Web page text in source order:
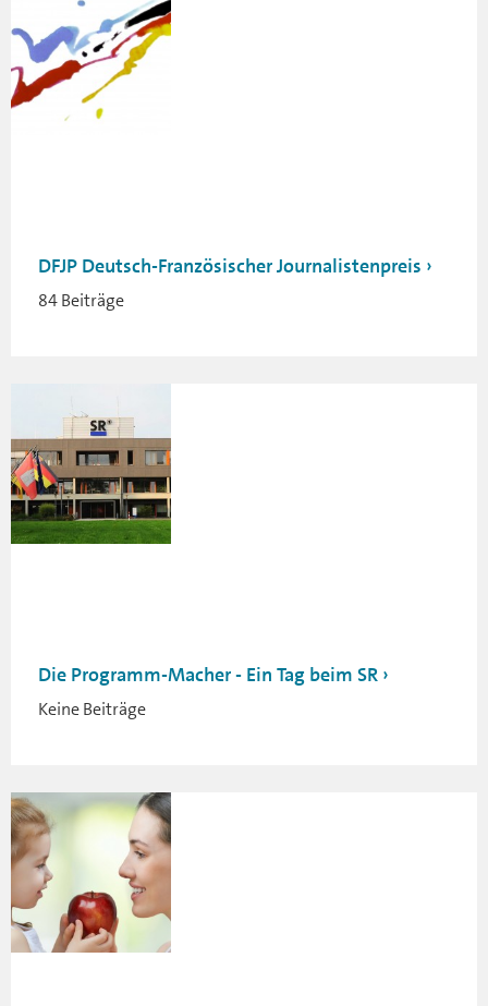
DFJP Deutsch-Französischer Journalistenpreis
84 Beiträge
Die Programm-Macher - Ein Tag beim SR
Keine Beiträge